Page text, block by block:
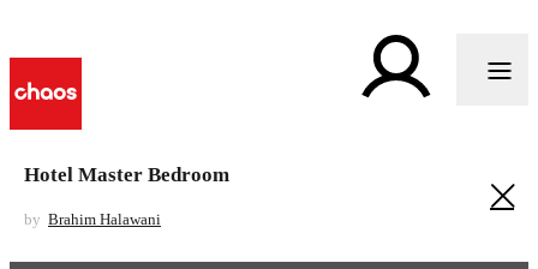
Hotel Master Bedroom
by Brahim Halawani